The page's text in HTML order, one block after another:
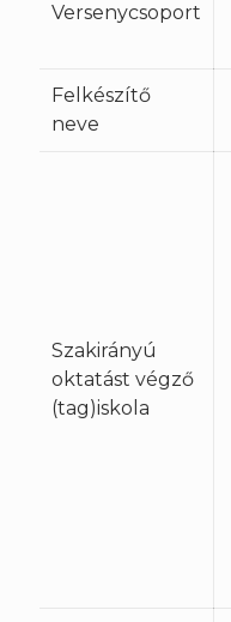
Versenycsoport
Felkészítő
neve
Szakirányú
oktatást végző
(tag)iskola